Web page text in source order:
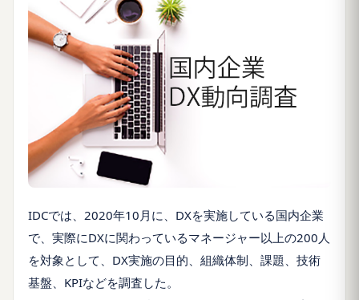
IDCでは、2020年10月に、DXを実施している国内企業
で、実際にDXに関わっているマネージャー以上の200人
を対象として、DX実施の目的、組織体制、課題、技術
基盤、KPIなどを調査した。